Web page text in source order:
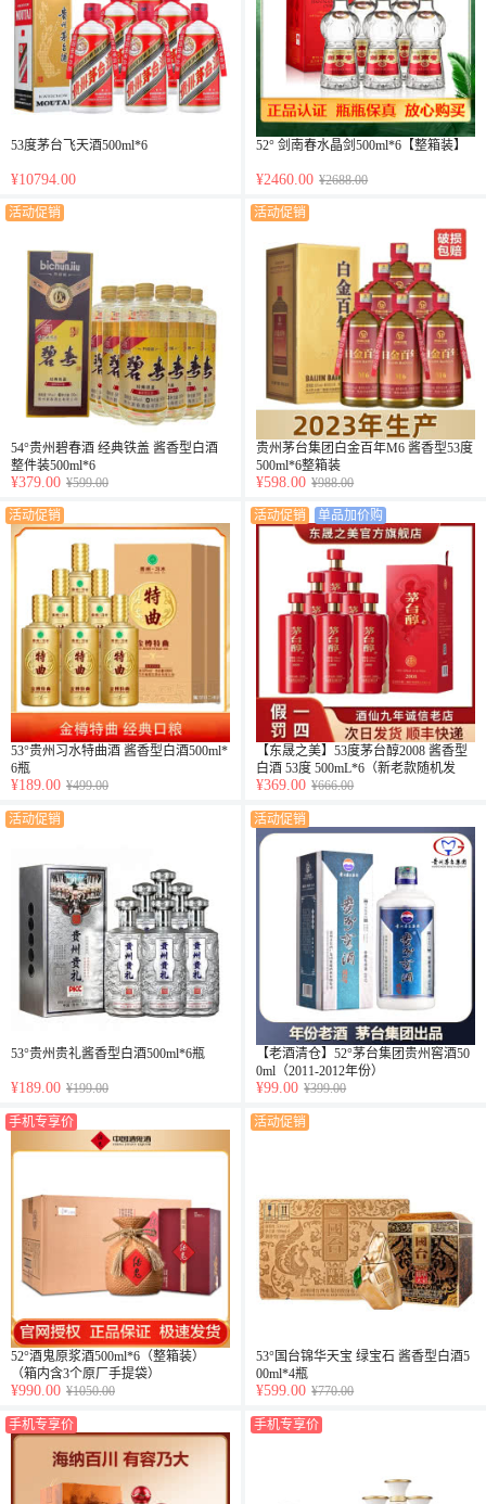
53度茅台飞天酒500ml*6
¥10794.00
52° 剑南春水晶剑500ml*6【整箱装】
¥2460.00 ¥2688.00
活动促销
54°贵州碧春酒 经典铁盖 酱香型白酒
整件装500ml*6
¥379.00 ¥599.00
活动促销
贵州茅台集团白金百年M6 酱香型53度
500ml*6整箱装
¥598.00 ¥988.00
活动促销
53°贵州习水特曲酒 酱香型白酒500ml*
6瓶
¥189.00 ¥499.00
活动促销 单品加价购
【东晟之美】53度茅台醇2008 酱香型
白酒 53度 500mL*6（新老款随机发
货）
¥369.00 ¥666.00
活动促销
53°贵州贵礼酱香型白酒500ml*6瓶
¥189.00 ¥199.00
活动促销
【老酒清仓】52°茅台集团贵州窖酒50
0ml（2011-2012年份）
¥99.00 ¥399.00
手机专享价
52°酒鬼原浆酒500ml*6（整箱装）
（箱内含3个原厂手提袋）
¥990.00 ¥1050.00
活动促销
53°国台锦华天宝 绿宝石 酱香型白酒5
00ml*4瓶
¥599.00 ¥770.00
手机专享价 手机专享价